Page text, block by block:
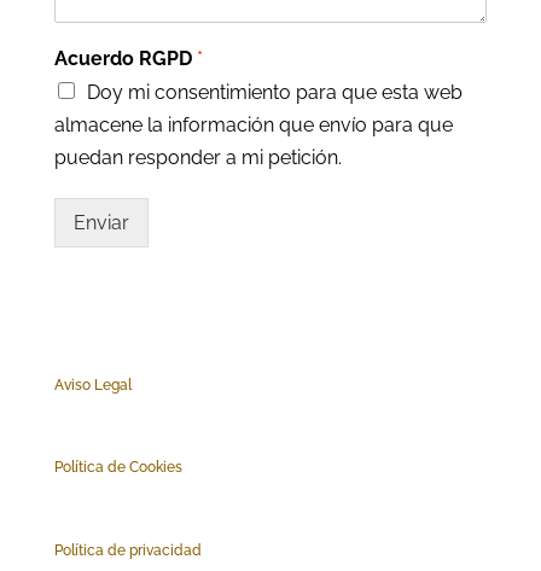
Acuerdo RGPD *
Doy mi consentimiento para que esta web
almacene la información que envío para que
puedan responder a mi petición.
Enviar
Aviso Legal
Política de Cookies
Política de privacidad